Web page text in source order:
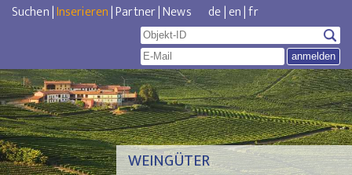
Suchen|Inserieren|Partner|News de|en|fr
WEINGÜTER